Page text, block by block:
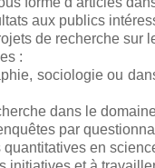
aux publics
de recherche sur
:
sociologie ou
dans le
par
en